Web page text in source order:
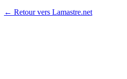
← Retour vers Lamastre.net